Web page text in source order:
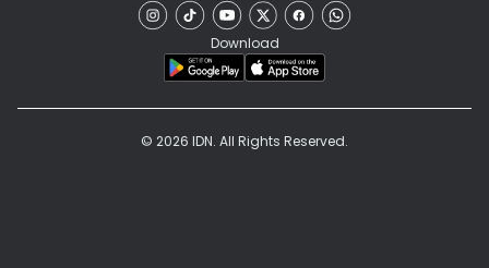
Download
© 2026 IDN. All Rights Reserved.